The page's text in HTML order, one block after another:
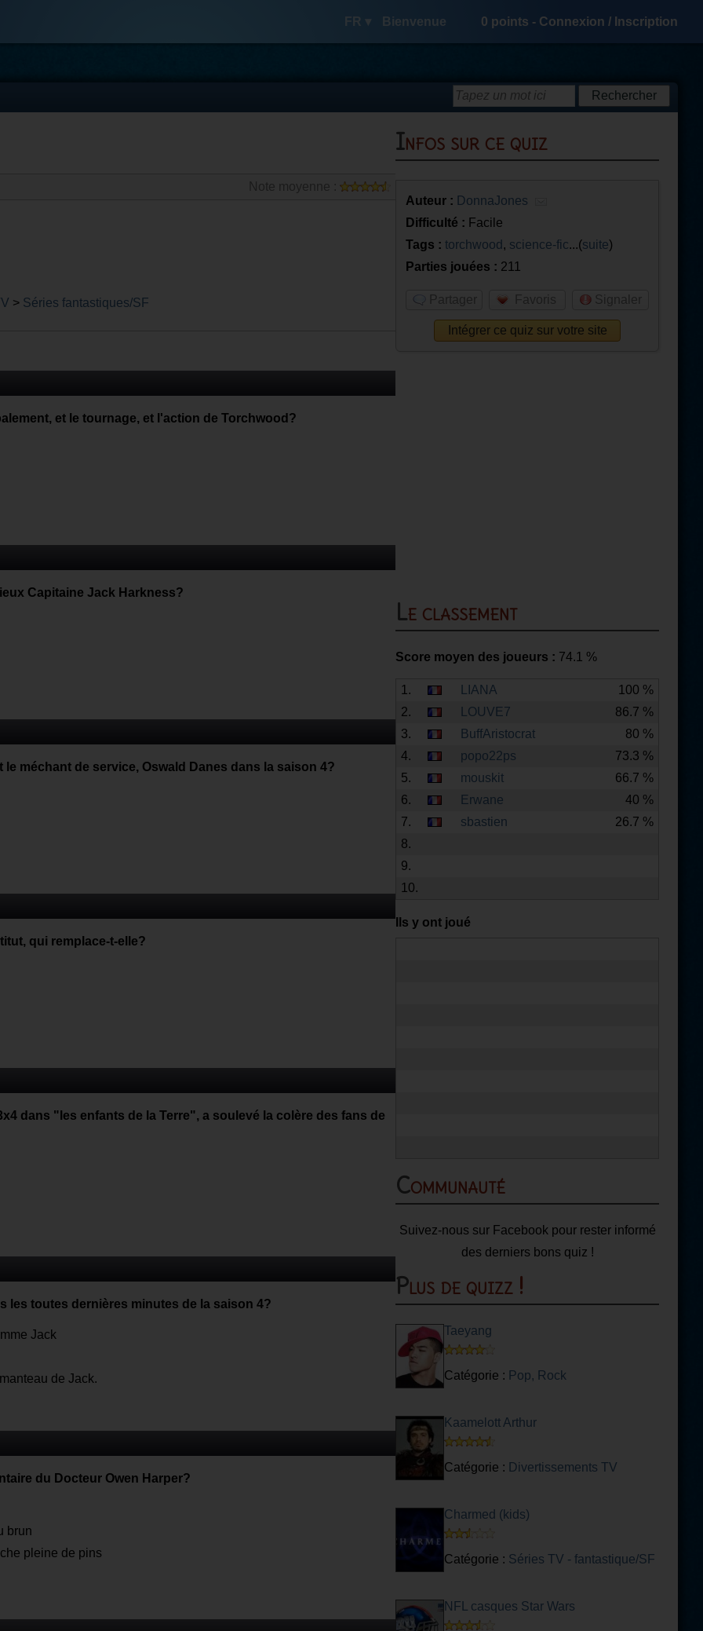
FR ▾ Bienvenue 0 points - Connexion / Inscription
> Séries fantastiques/SF
et le tournage, et l'action de Torchwood?
Capitaine Jack Harkness?
méchant de service, Oswald Danes dans la saison 4?
qui remplace-t-elle?
dans "les enfants de la Terre", a soulevé la colère des fans de
les toutes dernières minutes de la saison 4?
Jack
de Jack.
du Docteur Owen Harper?
brun
pleine de pins
Infos sur ce quiz
Auteur : DonnaJones
Difficulté : Facile
Tags : torchwood , science-fic...(suite)
Parties jouées : 211
Partager Favoris Signaler
Intégrer ce quiz sur votre site
Le classement
Score moyen des joueurs : 74.1 %
1. LIANA
100 %
2.
LOUVE7
86.7 %
3.
BuffAristocrat
80 %
4.
popo22ps
73.3 %
5.
mouskit
66.7 %
6.
Erwane
40 %
7.
sbastien
26.7 %
8.
9.
10.
Ils y ont joué
Communauté
Suivez-nous sur Facebook pour rester informé
des derniers bons quiz !
Plus de quizz !
Taeyang
Catégorie : Pop, Rock
Kaamelott Arthur
Catégorie : Divertissements TV
Charmed (kids)
Catégorie : Séries TV - fantastique/SF
NFL casques Star Wars